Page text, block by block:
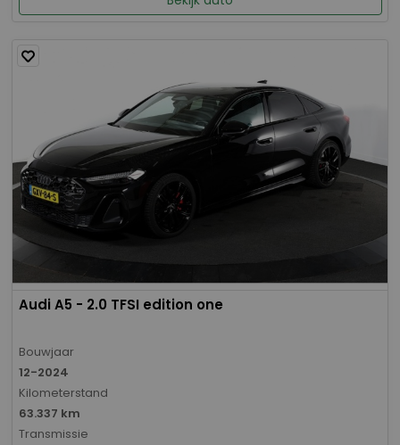
Audi A5 - 2.0 TFSI edition one
Bouwjaar
12-2024
Kilometerstand
63.337 km
Transmissie